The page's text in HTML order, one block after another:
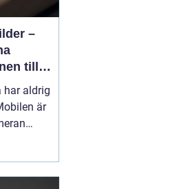
–
till
har aldrig
är